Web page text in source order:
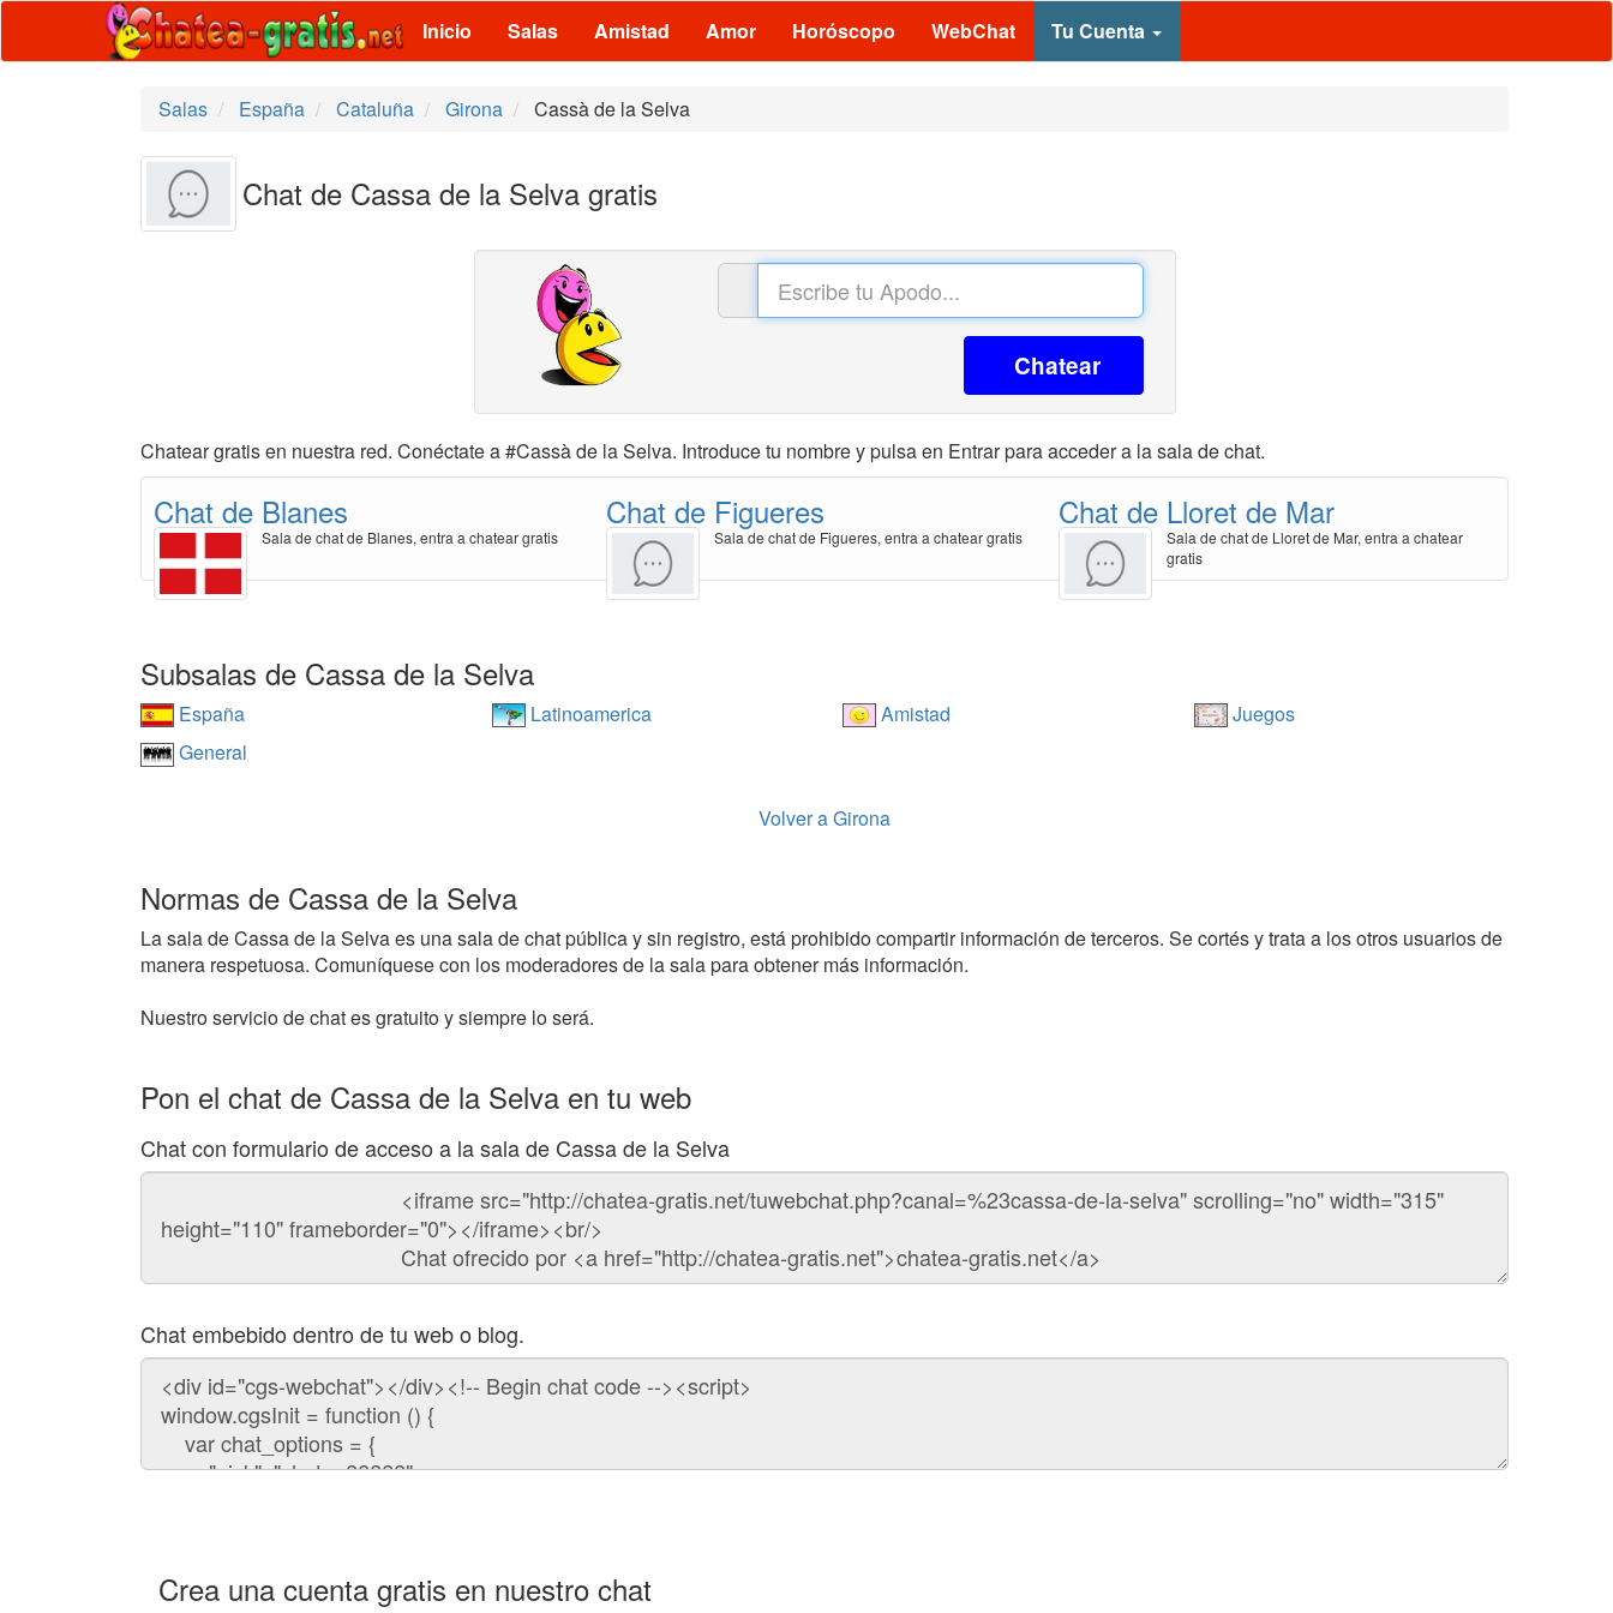
Inicio Salas Amistad Amor Horóscopo WebChat Tu Cuenta
Salas España Cataluña Girona Cassà de la Selva
Chat de Cassa de la Selva gratis
Chatear
Chatear gratis en nuestra red. Conéctate a #Cassà de la Selva. Introduce tu nombre y pulsa en Entrar para acceder a la sala de chat.
Chat de Blanes
Sala de chat de Blanes, entra a chatear gratis
Chat de Figueres
Sala de chat de Figueres, entra a chatear gratis
Chat de Lloret de Mar
Sala de chat de Lloret de Mar, entra a chatear
gratis
Subsalas de Cassa de la Selva
España Latinoamerica Amistad
Juegos
General
Volver a Girona
Normas de Cassa de la Selva
La sala de Cassa de la Selva es una sala de chat pública y sin registro, está prohibido compartir información de terceros. Se cortés y trata a los otros usuarios de
manera respetuosa. Comuníquese con los moderadores de la sala para obtener más información.
Nuestro servicio de chat es gratuito y siempre lo será.
Pon el chat de Cassa de la Selva en tu web
Chat con formulario de acceso a la sala de Cassa de la Selva
Código
chat
Chat embebido dentro de tu web o blog.
Código
para
embeber
chat
Crea una cuenta gratis en nuestro chat